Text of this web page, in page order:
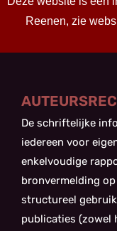
Reenen, zie
De schriftelijke
iedereen voor
enkelvoudige
bronvermelding
structureel
publicaties (zowel